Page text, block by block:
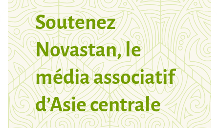
Soutenez
Novastan, le
média associatif
d’Asie centrale